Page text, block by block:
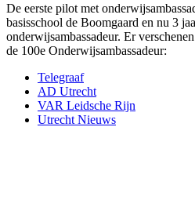
De eerste pilot met
basisschool de Boomgaard en nu 3
onderwijsambassadeur. Er
de 100e Onderwijsambassadeur:
Telegraaf
AD Utrecht
VAR Leidsche Rijn
Utrecht Nieuws